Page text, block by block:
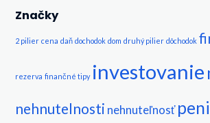
Značky
2 pilier cena daň dochodok dom druhý pilier dôchodok
rezerva finančné tipy investovanie
nehnutelnosti nehnuteľnosť